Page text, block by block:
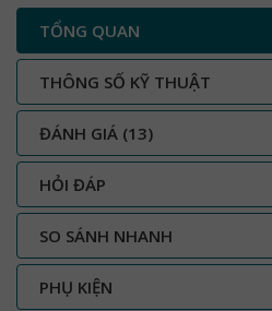
TỔNG QUAN
THÔNG SỐ KỸ THUẬT
ĐÁNH GIÁ (13)
HỎI ĐÁP
SO SÁNH NHANH
PHỤ KIỆN